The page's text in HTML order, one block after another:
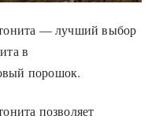
— лучший выбор
в
порошок.
позволяет